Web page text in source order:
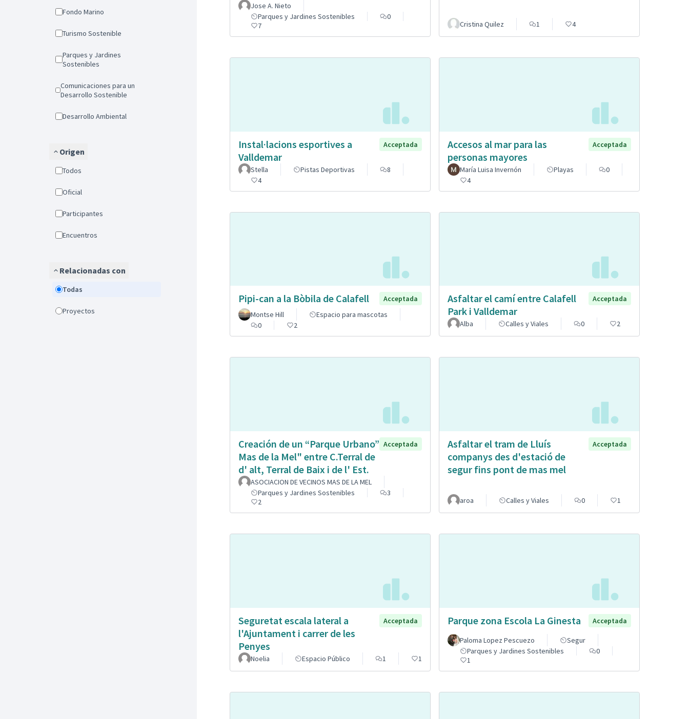
Fondo Marino
Turismo Sostenible
Parques y Jardines
Sostenibles
Comunicaciones para un
Desarrollo Sostenible
Desarrollo Ambiental
Origen
Todos
Oficial
Participantes
Encuentros
Relacionadas con
Todas
Proyectos
Jose A. Nieto
Parques y Jardines Sostenibles
0
7
Cristina Quilez 1 4
Instal·lacions esportives a
Valldemar
Acceptada
Stella Pistas Deportivas
8
4
Accesos al mar para las
personas mayores
Acceptada
María Luisa Invernón Playas
0
4
Pipi-can a la Bòbila de Calafell
Acceptada
Montse Hill
Espacio para mascotas
0
2
Asfaltar el camí entre Calafell
Park i Valldemar
Acceptada
Alba Calles y Viales 0 2
Creación de un “Parque Urbano”
Mas de la Mel" entre C.Terral de
d' alt, Terral de Baix i de l' Est.
Acceptada
ASOCIACION DE VECINOS MAS DE LA MEL
Parques y Jardines Sostenibles
3
2
Asfaltar el tram de Lluís
companys des d'estació de
segur fins pont de mas mel
Acceptada
aroa Calles y Viales 0 1
Seguretat escala lateral a
l'Ajuntament i carrer de les
Penyes
Acceptada
Noelia Espacio Público 1 1
Parque zona Escola La Ginesta Acceptada
Paloma Lopez Pescuezo
Segur
Parques y Jardines Sostenibles
0
1